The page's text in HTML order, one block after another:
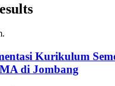
Kurikulum
di Jombang